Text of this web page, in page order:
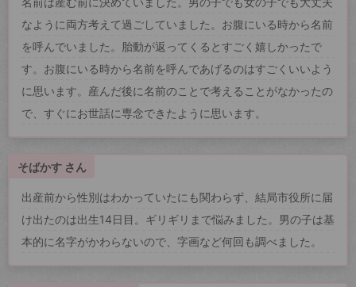
なように両方考えて過ごしていました。お腹にいる時から名前
を呼んでいました。胎動が返ってくるとすごく嬉しかったで
す。お腹にいる時から名前を呼んであげるのはすごくいいよう
に思います。産んだ後に名前のことで考えることがなかったの
で、すぐにお世話に専念できたように思います。
そばかす さん
出産前から性別はわかっていたにも関わらず、結局市役所に届
け出たのは出生14日目。ギリギリまで悩みました。男の子は基
本的に名字がかわらないので、字画など何回も調べました。